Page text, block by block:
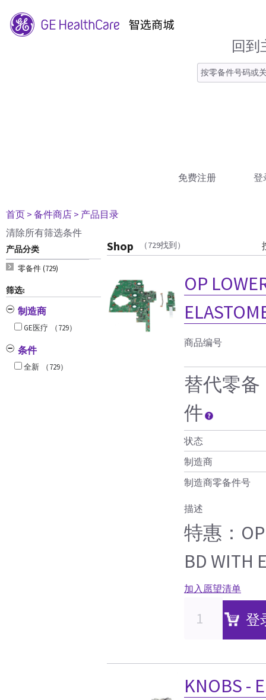
回到
免费注册 登
首页 > 备件商店 > 产品目录
清除所有筛选条件
产品分类
零备件 (729)
筛选:
制造商
GE医疗 （729）
条件
全新 （729）
Shop （729找到）
OP
商品编号
替代零备
件
状态
制造商
制造商零备件号
描述
特惠：OP
BD WITH
加入愿望清单
登
KNOBS -